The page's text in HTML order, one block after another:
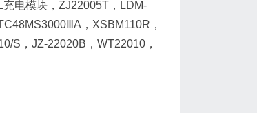
电模块，ZJ22005T，LDM-
，XSBM110R，
S，JZ-22020B，WT22010，